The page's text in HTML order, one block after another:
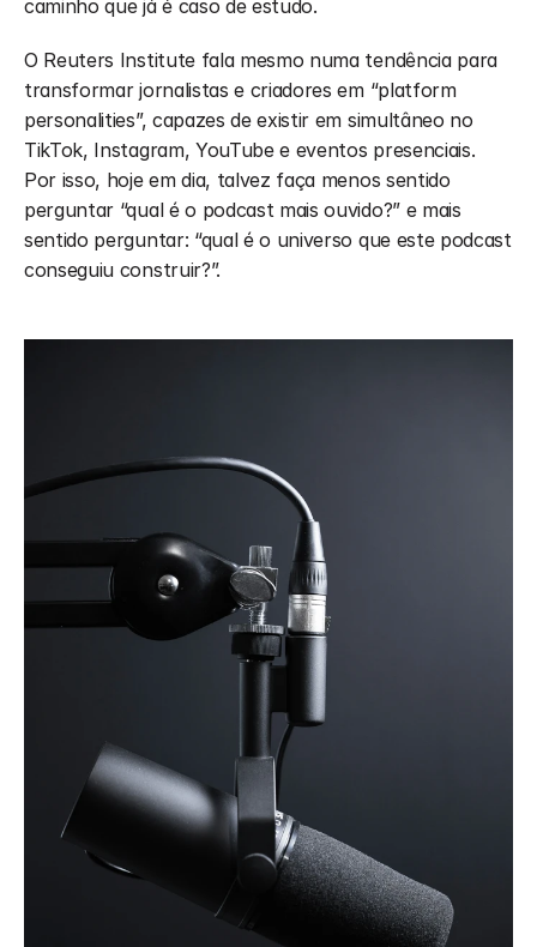
caminho que já é caso de estudo.
O Reuters Institute fala mesmo numa tendência para
transformar jornalistas e criadores em “platform
personalities”, capazes de existir em simultâneo no
TikTok, Instagram, YouTube e eventos presenciais.
Por isso, hoje em dia, talvez faça menos sentido
perguntar “qual é o podcast mais ouvido?” e mais
sentido perguntar: “qual é o universo que este podcast
conseguiu construir?”.